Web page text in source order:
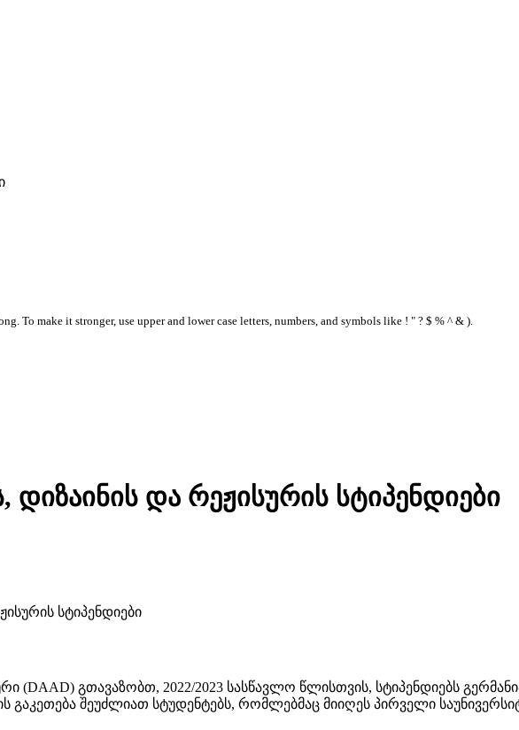
To make it stronger, use upper and lower case letters, numbers, and symbols like ! " ? $ % ^ & ).
დიზაინის და რეჟისურის სტიპენდიები
(DAAD) გთავაზობთ, 2022/2023 სასწავლო წლისთვის, სტიპენდიებს
გაკეთება შეუძლიათ სტუდენტებს, რომლებმაც მიიღეს პირველი